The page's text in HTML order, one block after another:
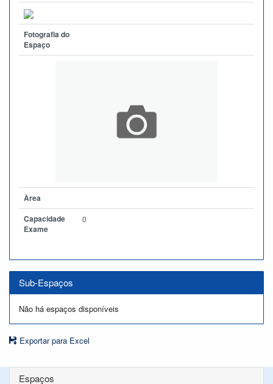
Fotografia do
Espaço
Àrea
Capacidade
Exame
0
Sub-Espaços
Não há espaços disponíveis
Exportar para Excel
Espaços